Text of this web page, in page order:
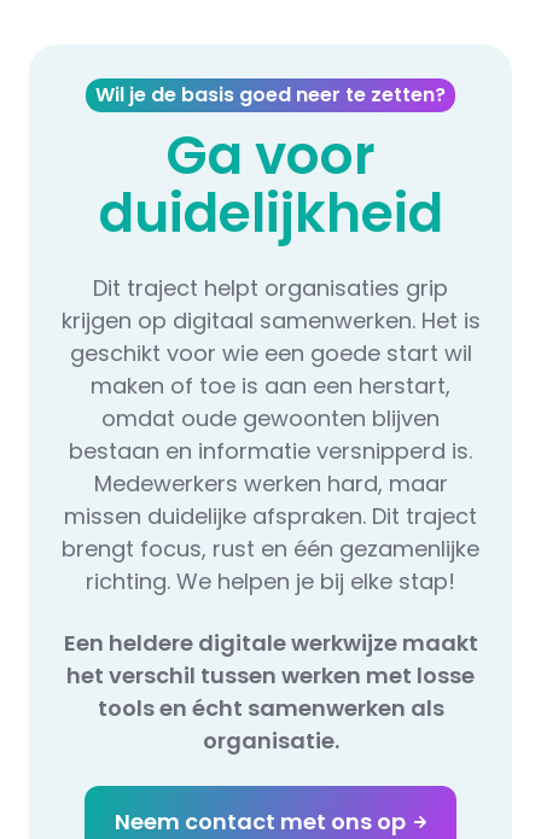
Wil je de basis goed neer te zetten?
Ga voor
duidelijkheid
Dit traject helpt organisaties grip
krijgen op digitaal samenwerken. Het is
geschikt voor wie een goede start wil
maken of toe is aan een herstart,
omdat oude gewoonten blijven
bestaan en informatie versnipperd is.
Medewerkers werken hard, maar
missen duidelijke afspraken. Dit traject
brengt focus, rust en één gezamenlijke
richting. We helpen je bij elke stap!
Een heldere digitale werkwijze maakt
het verschil tussen werken met losse
tools en écht samenwerken als
organisatie.
Neem contact met ons op